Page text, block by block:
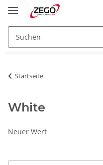
Startseite
White
Neuer Wert